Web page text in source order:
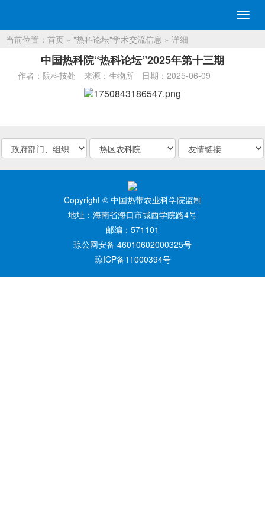
切
换
当前位置： 首页 » "热科论坛"学术交流信息 » 详细
中国热科院“热科论坛”2025年第十三期
作者：院科技处 来源：生物所 日期：2025-06-09
Copyright © 中国热带农业科学院监制
地址：海南省海口市城西学院路4号
邮编：571101
琼公网安备 46010602000325号
琼ICP备11000394号